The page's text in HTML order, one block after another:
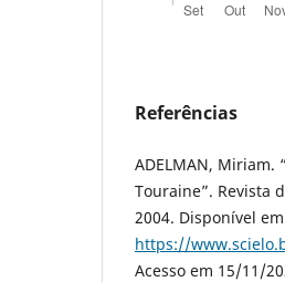
Referências
ADELMAN, Miriam.
Touraine”. Revista
2004. Disponível em
https://
Acesso em 15/11/